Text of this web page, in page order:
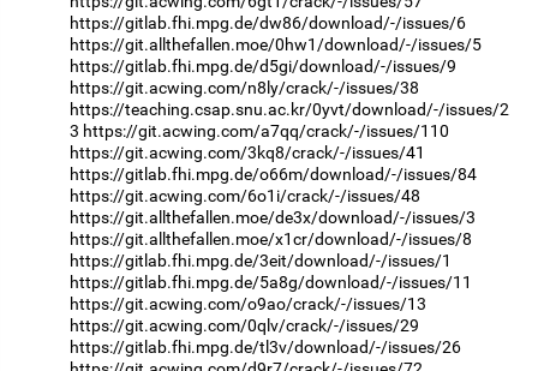
https://gitlab.fhi.mpg.de/dw86/download/-/issues/6
https://git.allthefallen.moe/0hw1/download/-/issues/5
https://gitlab.fhi.mpg.de/d5gi/download/-/issues/9
https://git.acwing.com/n8ly/crack/-/issues/38
https://teaching.csap.snu.ac.kr/0yvt/download/-/issues/2
3 https://git.acwing.com/a7qq/crack/-/issues/110
https://git.acwing.com/3kq8/crack/-/issues/41
https://gitlab.fhi.mpg.de/o66m/download/-/issues/84
https://git.acwing.com/6o1i/crack/-/issues/48
https://git.allthefallen.moe/de3x/download/-/issues/3
https://git.allthefallen.moe/x1cr/download/-/issues/8
https://gitlab.fhi.mpg.de/3eit/download/-/issues/1
https://gitlab.fhi.mpg.de/5a8g/download/-/issues/11
https://git.acwing.com/o9ao/crack/-/issues/13
https://git.acwing.com/0qlv/crack/-/issues/29
https://gitlab.fhi.mpg.de/tl3v/download/-/issues/26